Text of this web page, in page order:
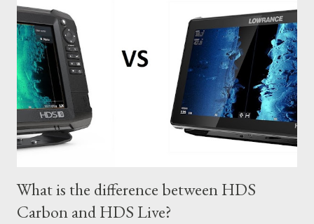
What is the difference between HDS
Carbon and HDS Live?